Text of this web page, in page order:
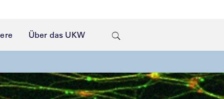
Über das UKW